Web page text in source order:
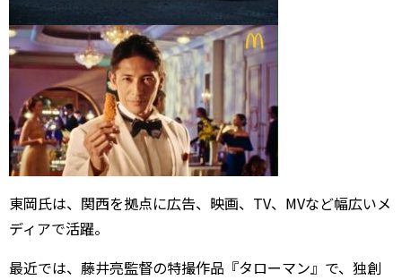
東岡氏は、関西を拠点に広告、映画、TV、MVなど幅広いメ
ディアで活躍。
最近では、藤井亮監督の特撮作品『タローマン』で、独創